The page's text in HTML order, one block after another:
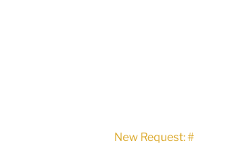
New Request: #